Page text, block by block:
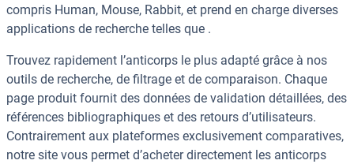
compris Human, Mouse, Rabbit, et prend en charge diverses
applications de recherche telles que .
Trouvez rapidement l’anticorps le plus adapté grâce à nos
outils de recherche, de filtrage et de comparaison. Chaque
page produit fournit des données de validation détaillées, des
références bibliographiques et des retours d’utilisateurs.
Contrairement aux plateformes exclusivement comparatives,
notre site vous permet d’acheter directement les anticorps